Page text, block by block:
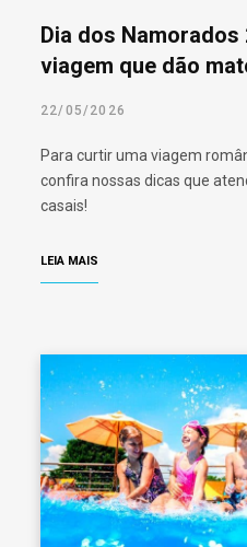
Dia dos Namorados
viagem que dão
22/05/2026
Para curtir uma viagem
confira nossas dicas que
casais!
LEIA MAIS